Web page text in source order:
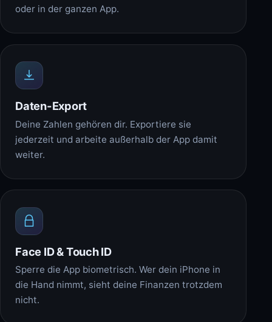
oder in der ganzen App.
Daten-Export
Deine Zahlen gehören dir. Exportiere sie
jederzeit und arbeite außerhalb der App damit
weiter.
Face ID & Touch ID
Sperre die App biometrisch. Wer dein iPhone in
die Hand nimmt, sieht deine Finanzen trotzdem
nicht.